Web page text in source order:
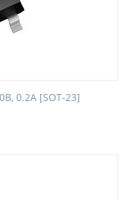
0.2А [SOT-23]